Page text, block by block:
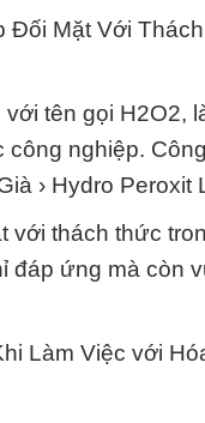
Mặt Với
tên gọi H2O2,
nghiệp.
› Hydro
thách thức
đáp ứng mà còn
Làm Việc với